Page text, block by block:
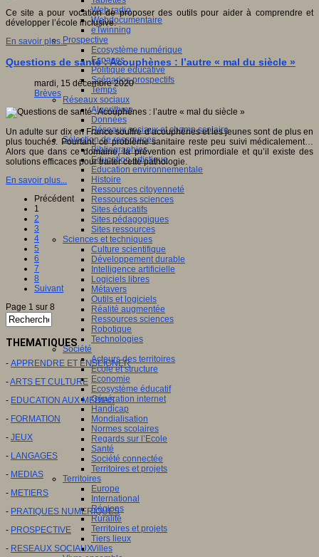
Web radio
Webdocumentaire
eTwinning
Prospective
Ecosystème numérique
Espaces
Politique éducative
Scénarios prospectifs
Temps
Réseaux sociaux
Algorithme
Données
Réseaux sociaux et champ scolaire
Sélection de ressources
Bibliographies
Education artistique
Education environnementale
Histoire
Ressources citoyenneté
Ressources sciences
Sites éducatifs
Sites pédagogiques
Sites ressources
Sciences et techniques
Culture scientifique
Développement durable
Intelligence artificielle
Logiciels libres
Métavers
Outils et logiciels
Réalité augmentée
Ressources sciences
Robotique
Technologies
Société
Acteurs des territoires
Ecole et structure
Economie
Ecosystème éducatif
Génération internet
Handicap
Mondialisation
Normes scolaires
Regards sur l’Ecole
Santé
Société connectée
Territoires et projets
Territoires
Europe
International
Régions
Ruralité
Territoires et projets
Tiers lieux
Villes
Ce site a pour vocation de proposer des outils pour aider à comprendre et
développer l’école inclusive.
En savoir plus...
Questions de santé : Acouphènes : l’autre « mal du siècle »
mardi, 15 décembre 2020
Brèves
Un adulte sur dix en France souffre d’acouphènes et les jeunes sont de plus en
plus touchés. Pourtant, ce problème sanitaire reste peu suivi médicalement…
Alors que dans ce domaine, la prévention est primordiale et qu’il existe des
solutions efficaces pour traiter cette pathologie.
En savoir plus...
Précédent
1
2
3
4
5
6
7
8
Suivant
Page 1 sur 8
THEMATIQUES
- APPRENDRE ET ENSEIGNER
-ARTS ET CULTURE
- EDUCATION AUX MEDIAS
- FORMATION
- JEUX
- LANGAGES
- MEDIAS
- METIERS
- PRATIQUES NUMERIQUES
- PROSPECTIVE
- RESEAUX SOCIAUX